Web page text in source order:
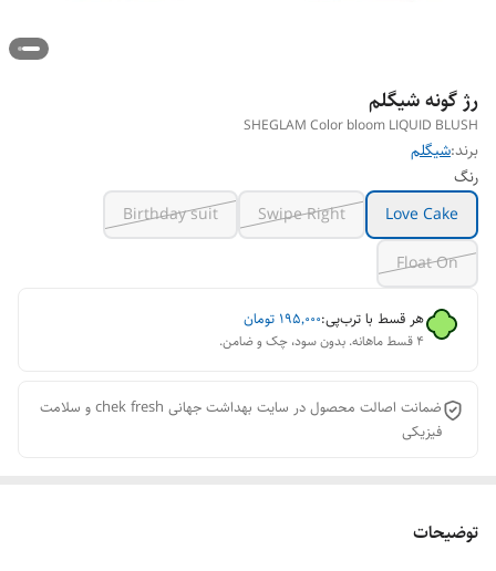
رژ گونه شیگلم
SHEGLAM Color bloom LIQUID BLUSH
برند:شیگلم
رنگ
Love Cake
Swipe Right
Birthday suit
Float On
هر قسط با ترب‌پی:۱۹۵٬۰۰۰ تومان
۴ قسط ماهانه. بدون سود، چک و ضامن.
ضمانت اصالت محصول در سایت بهداشت جهانی chek fresh و سلامت
فیزیکی
توضیحات